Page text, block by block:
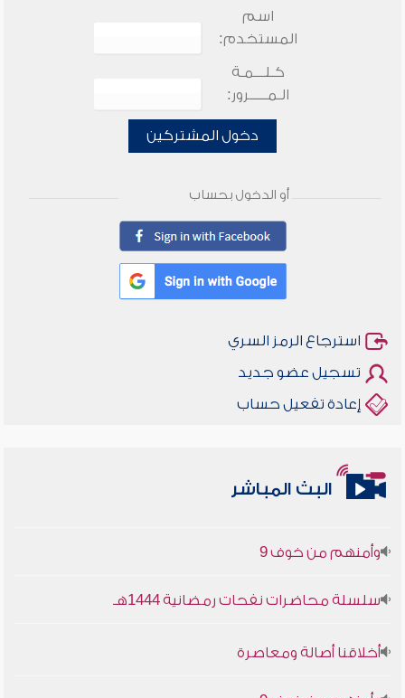
اسم
المستخدم:
كـلـــمـة
الـمـــــرور:
دخول المشتركين
أو الدخول بحساب
استرجاع الرمز السري
تسجيل عضو جديد
إعادة تفعيل حساب
البث المباشر
أخلاقنا أصالة ومعاصرة